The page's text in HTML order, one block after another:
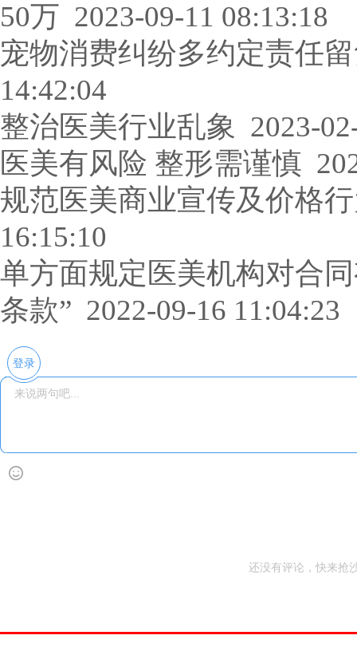
50万 2023-09-11 08:13:18
宠物消费纠纷多约定责任
14:42:04
整治医美行业乱象 2023-
医美有风险 整形需谨慎
规范医美商业宣传及价格
16:15:10
单方面规定医美机构对合
条款” 2022-09-16 11:04:23
登录
还没有评论，快来抢